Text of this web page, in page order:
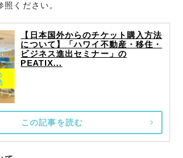
ください。
【日本国外からのチケット購入方法
について】「ハワイ不動産・移住・
ビジネス進出セミナー」の
PEATIX...
この記事を読む